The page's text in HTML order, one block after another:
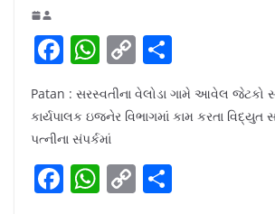
F
c
e
b
o
W
h
at
s
A
p
C
o
p
Li
n
h
ar
Patan : સરસ્વતીના વેલોડા ગામે આવેલ જેટકો
કાર્યપાલક ઇજનેર વિભાગમાં કામ કરતા વિદ્યુત
પત્નીના સંપર્કમાં
F W C